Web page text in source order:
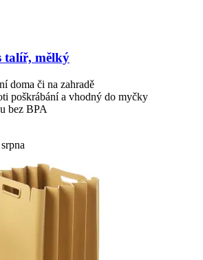
talíř, mělký
doma či na zahradě
poškrábání a vhodný do myčky
bez BPA